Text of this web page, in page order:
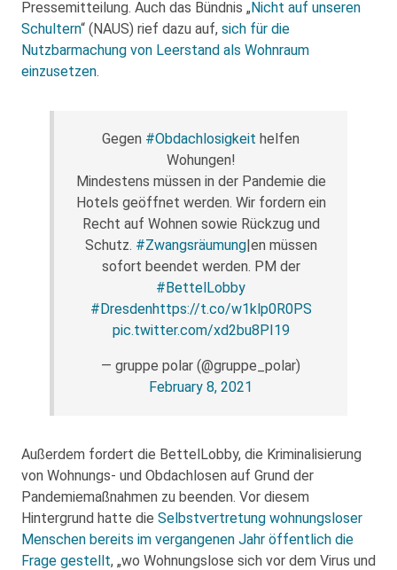
Pressemitteilung. Auch das Bündnis „Nicht auf unseren
Schultern“ (NAUS) rief dazu auf, sich für die
Nutzbarmachung von Leerstand als Wohnraum
einzusetzen.
Gegen #Obdachlosigkeit helfen
Wohungen!
Mindestens müssen in der Pandemie die
Hotels geöffnet werden. Wir fordern ein
Recht auf Wohnen sowie Rückzug und
Schutz. #Zwangsräumung|en müssen
sofort beendet werden. PM der
#BettelLobby
#Dresdenhttps://t.co/w1klp0R0PS
pic.twitter.com/xd2bu8PI19
— gruppe polar (@gruppe_polar)
February 8, 2021
Außerdem fordert die BettelLobby, die Kriminalisierung
von Wohnungs- und Obdachlosen auf Grund der
Pandemiemaßnahmen zu beenden. Vor diesem
Hintergrund hatte die Selbstvertretung wohnungsloser
Menschen bereits im vergangenen Jahr öffentlich die
Frage gestellt, „wo Wohnungslose sich vor dem Virus und